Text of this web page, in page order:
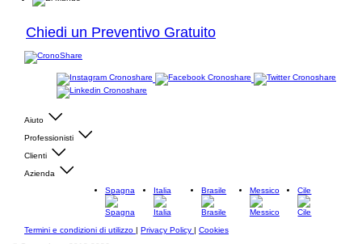
Chiedi un Preventivo Gratuito
Aiuto
Professionisti
Clienti
Azienda
Spagna
Italia Brasile Messico Cile
Termini e condizioni di utilizzo | Privacy Policy | Cookies